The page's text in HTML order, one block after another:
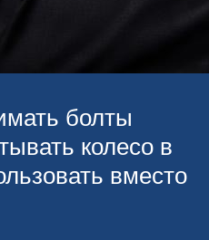
болты
колесо в
вместо